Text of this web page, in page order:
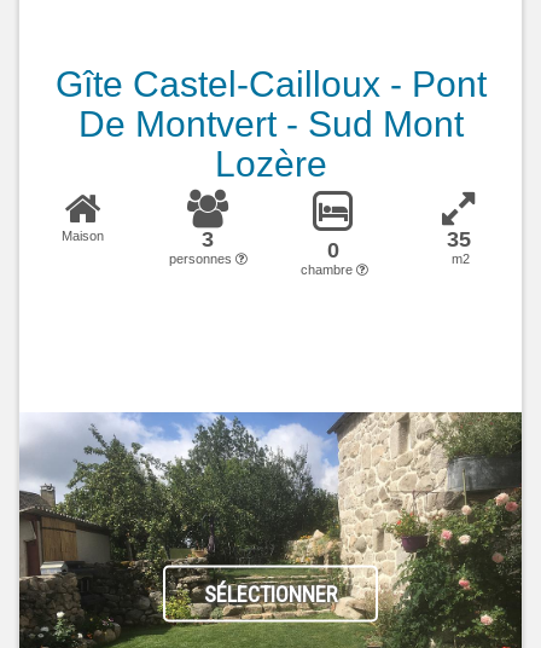
Gîte Castel-Cailloux - Pont
De Montvert - Sud Mont
Lozère
Maison 3
personnes 0
chambre
35
m2
SÉLECTIONNER